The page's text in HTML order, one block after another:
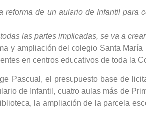
de un aulario de Infantil para
las partes implicadas, se va a
y ampliación del colegio Santa
en centros educativos de toda la
Pascual, el presupuesto base de
de Infantil, cuatro aulas más de
la ampliación de la parcela